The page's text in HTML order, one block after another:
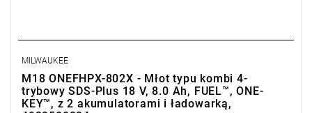
MILWAUKEE
M18 ONEFHPX-802X - Młot typu kombi 4-
trybowy SDS-Plus 18 V, 8.0 Ah, FUEL™, ONE-
KEY™, z 2 akumulatorami i ładowarką,